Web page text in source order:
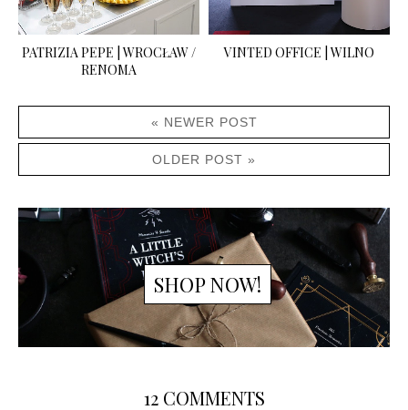
PATRIZIA PEPE | WROCŁAW /
RENOMA
VINTED OFFICE | WILNO
« NEWER POST
OLDER POST »
SHOP NOW!
12 COMMENTS